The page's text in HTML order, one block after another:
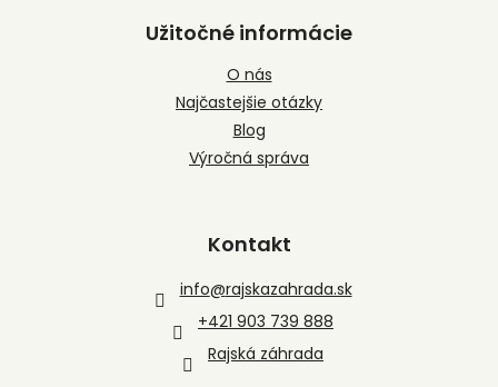
Užitočné informácie
O nás
Najčastejšie otázky
Blog
Výročná správa
Kontakt
info@rajskazahrada.sk
+421 903 739 888
Rajská záhrada